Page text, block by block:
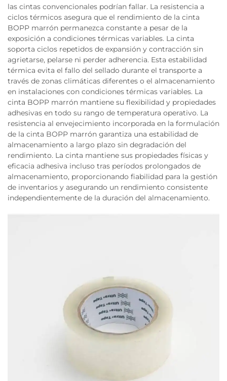
las cintas convencionales podrían fallar. La resistencia a
ciclos térmicos asegura que el rendimiento de la cinta
BOPP marrón permanezca constante a pesar de la
exposición a condiciones térmicas variables. La cinta
soporta ciclos repetidos de expansión y contracción sin
agrietarse, pelarse ni perder adherencia. Esta estabilidad
térmica evita el fallo del sellado durante el transporte a
través de zonas climáticas diferentes o el almacenamiento
en instalaciones con condiciones térmicas variables. La
cinta BOPP marrón mantiene su flexibilidad y propiedades
adhesivas en todo su rango de temperatura operativo. La
resistencia al envejecimiento incorporada en la formulación
de la cinta BOPP marrón garantiza una estabilidad de
almacenamiento a largo plazo sin degradación del
rendimiento. La cinta mantiene sus propiedades físicas y
eficacia adhesiva incluso tras períodos prolongados de
almacenamiento, proporcionando fiabilidad para la gestión
de inventarios y asegurando un rendimiento consistente
independientemente de la duración del almacenamiento.